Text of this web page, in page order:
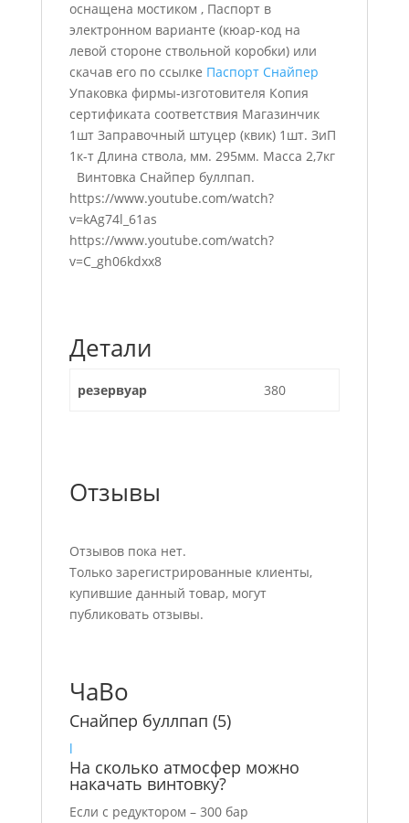
оснащена мостиком , Паспорт в
электронном варианте (кюар-код на
левой стороне ствольной коробки) или
скачав его по ссылке Паспорт Снайпер
Упаковка фирмы-изготовителя Копия
сертификата соответствия Магазинчик
1шт Заправочный штуцер (квик) 1шт. ЗиП
1к-т Длина ствола, мм. 295мм. Масса 2,7кг
Винтовка Снайпер буллпап.
https://www.youtube.com/watch?
v=kAg74l_61as
https://www.youtube.com/watch?
v=C_gh06kdxx8
Детали
резервуар 380
Отзывы
Отзывов пока нет.
Только зарегистрированные клиенты,
купившие данный товар, могут
публиковать отзывы.
ЧаВо
Снайпер буллпап (5)
l
На сколько атмосфер можно
накачать винтовку?
Если с редуктором – 300 бар